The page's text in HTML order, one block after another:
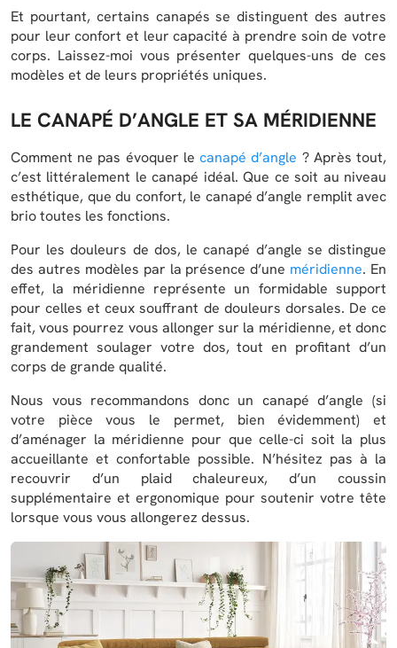
Et pourtant, certains canapés se distinguent des autres
pour leur confort et leur capacité à prendre soin de votre
corps. Laissez-moi vous présenter quelques-uns de ces
modèles et de leurs propriétés uniques.
LE CANAPÉ D’ANGLE ET SA MÉRIDIENNE
Comment ne pas évoquer lecanapé d’angle ? Après tout,
c’est littéralement le canapé idéal. Que ce soit au niveau
esthétique, que du confort, le canapé d’angle remplit avec
brio toutes les fonctions.
Pour les douleurs de dos, le canapé d’angle se distingue
des autres modèles par la présence d’une méridienne. En
effet, la méridienne représente un formidable support
pour celles et ceux souffrant de douleurs dorsales. De ce
fait, vous pourrez vous allonger sur la méridienne, et donc
grandement soulager votre dos, tout en profitant d’un
corps de grande qualité.
Nous vous recommandons donc un canapé d’angle (si
votre pièce vous le permet, bien évidemment) et
d’aménager la méridienne pour que celle-ci soit la plus
accueillante et confortable possible. N’hésitez pas à la
recouvrir d’un plaid chaleureux, d’un coussin
supplémentaire et ergonomique pour soutenir votre tête
lorsque vous vous allongerez dessus.